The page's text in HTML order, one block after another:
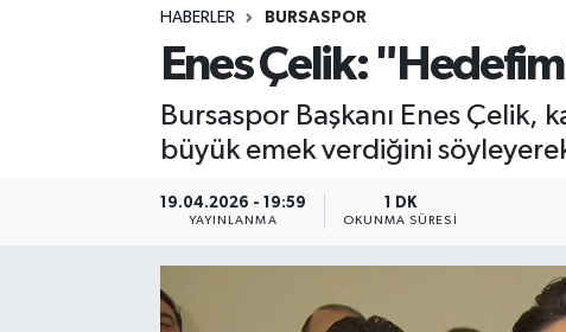
HABERLER BURSASPOR
Enes Çelik:
Bursaspor Başkanı Enes
büyük emek verdiğini
19.04.2026 - 19:59
YAYINLANMA
1 DK
OKUNMA SÜRESI